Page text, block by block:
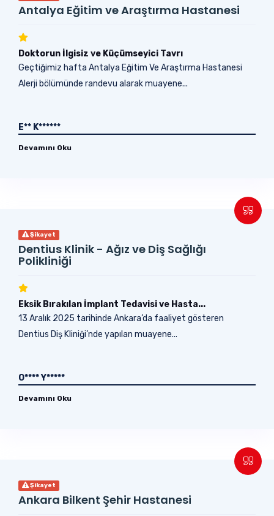
Antalya Eğitim ve Araştırma Hastanesi
Doktorun İlgisiz ve Küçümseyici Tavrı
Geçtiğimiz hafta Antalya Eğitim Ve Araştırma Hastanesi
Alerji bölümünde randevu alarak muayene...
E** K******
Devamını Oku
Şikayet
Dentius Klinik - Ağız ve Diş Sağlığı
Polikliniği
Eksik Bırakılan İmplant Tedavisi ve Hasta...
13 Aralık 2025 tarihinde Ankara’da faaliyet gösteren
Dentius Diş Kliniği’nde yapılan muayene...
O**** Y*****
Devamını Oku
Şikayet
Ankara Bilkent Şehir Hastanesi